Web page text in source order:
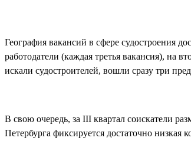
География вакансий в сфере судостроения
работодатели (каждая третья вакансия), на
искали судостроителей, вошли сразу три
В свою очередь, за III квартал соискатели
Петербурга фиксируется достаточно